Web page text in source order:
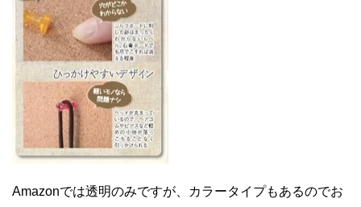
Amazonでは透明のみですが、カラータイプもあるのでお